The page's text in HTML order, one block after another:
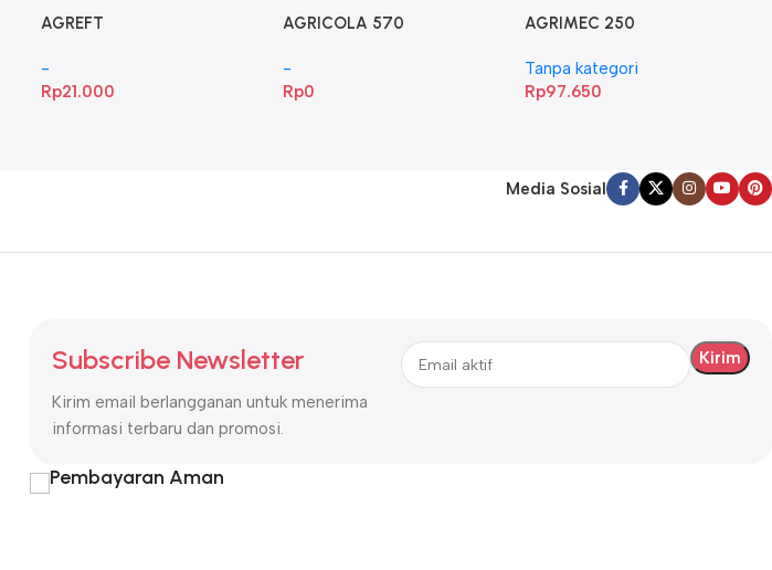
AGREFT
-
Rp21.000
AGRICOLA 570
-
Rp0
AGRIMEC 250
Tanpa kategori
Rp97.650
Media Sosial
Subscribe Newsletter
Kirim email berlangganan untuk menerima
informasi terbaru dan promosi.
Pembayaran Aman